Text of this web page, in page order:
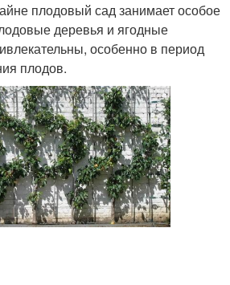
плодовый сад занимает особое
деревья и ягодные
особенно в период
плодов.